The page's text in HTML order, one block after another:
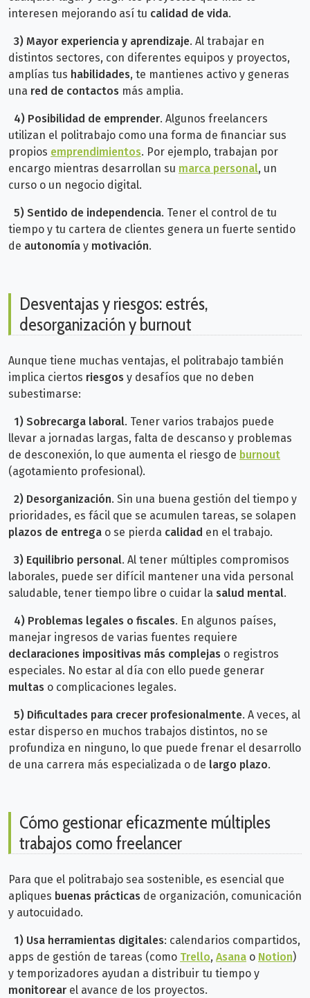
interesen mejorando así tu calidad de vida.
3) Mayor experiencia y aprendizaje. Al trabajar en
distintos sectores, con diferentes equipos y proyectos,
amplías tus habilidades, te mantienes activo y generas
una red de contactos más amplia.
4) Posibilidad de emprender. Algunos freelancers
utilizan el politrabajo como una forma de financiar sus
propios emprendimientos. Por ejemplo, trabajan por
encargo mientras desarrollan su marca personal, un
curso o un negocio digital.
5) Sentido de independencia. Tener el control de tu
tiempo y tu cartera de clientes genera un fuerte sentido
de autonomía y motivación.
Desventajas y riesgos: estrés,
desorganización y burnout
Aunque tiene muchas ventajas, el politrabajo también
implica ciertos riesgos y desafíos que no deben
subestimarse:
1) Sobrecarga laboral. Tener varios trabajos puede
llevar a jornadas largas, falta de descanso y problemas
de desconexión, lo que aumenta el riesgo de burnout
(agotamiento profesional).
2) Desorganización. Sin una buena gestión del tiempo y
prioridades, es fácil que se acumulen tareas, se solapen
plazos de entrega o se pierda calidad en el trabajo.
3) Equilibrio personal. Al tener múltiples compromisos
laborales, puede ser difícil mantener una vida personal
saludable, tener tiempo libre o cuidar la salud mental.
4) Problemas legales o fiscales. En algunos países,
manejar ingresos de varias fuentes requiere
declaraciones impositivas más complejas o registros
especiales. No estar al día con ello puede generar
multas o complicaciones legales.
5) Dificultades para crecer profesionalmente. A veces, al
estar disperso en muchos trabajos distintos, no se
profundiza en ninguno, lo que puede frenar el desarrollo
de una carrera más especializada o de largo plazo.
Cómo gestionar eficazmente múltiples
trabajos como freelancer
Para que el politrabajo sea sostenible, es esencial que
apliques buenas prácticas de organización, comunicación
y autocuidado.
1) Usa herramientas digitales: calendarios compartidos,
apps de gestión de tareas (como Trello, Asana o Notion)
y temporizadores ayudan a distribuir tu tiempo y
monitorear el avance de los proyectos.